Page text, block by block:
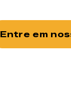
Entre em